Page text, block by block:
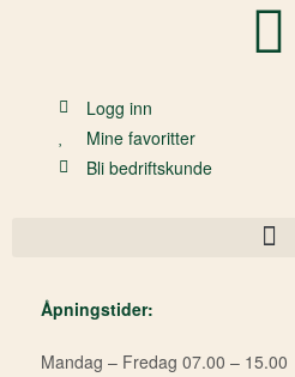
Logg inn
Mine favoritter
Bli bedriftskunde
Åpningstider:
Mandag – Fredag 07.00 – 15.00